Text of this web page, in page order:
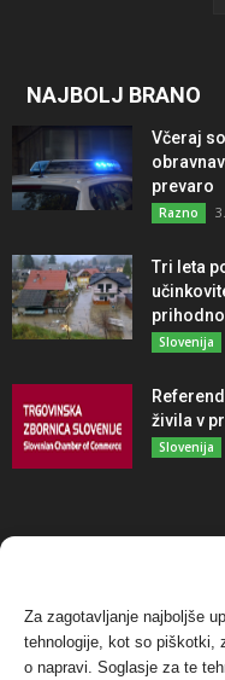
Za zagotavljanje najboljše
tehnologije, kot so piškotki,
o napravi. Soglasje za te
NAJBOLJ BRANO
Včeraj
prevaro
Razno
Tri leta
Slovenija
živila v
Slovenija
NAJBOLJ
Protest
svetu
Dogodki